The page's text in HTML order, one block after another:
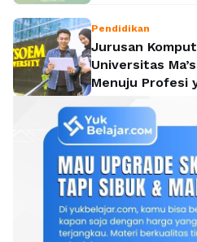
Pendidikan
Jurusan
Universitas
Menuju Profesi